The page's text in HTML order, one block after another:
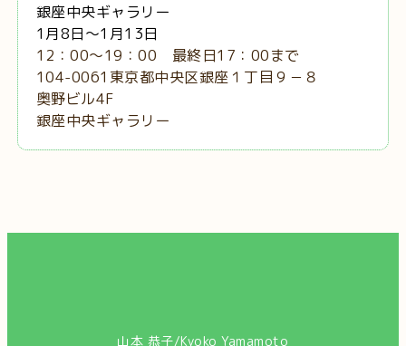
銀座中央ギャラリー
1月8日～1月13日
12：00～19：00 最終日17：00まで
104-0061東京都中央区銀座１丁目９－８
奥野ビル4F
銀座中央ギャラリー
山本 恭子/Kyoko Yamamoto